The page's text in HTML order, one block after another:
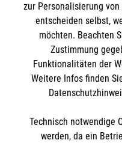
Impressum
Datenschutz
Malteserorden
Malteser Jugend
Malteser
Spendenkonto
Empfänger:
IBAN: DE103 7060
BIC: GENODED
Soziale
zur Personalisierung
entscheiden selbst,
möchten. Beachten
Zustimmung
Funktionalitäten der
Weitere Infos finden
Technisch notwendige
werden, da ein